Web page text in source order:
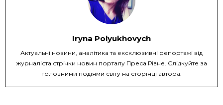
Iryna Polyukhovych
Актуальні новини, аналітика та ексклюзивні репортажі від
журналіста стрічки новин порталу Преса Рівне. Слідкуйте за
головними подіями світу на сторінці автора.